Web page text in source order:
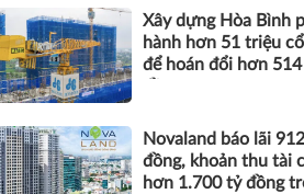
Xây dựng Hòa Bình
hành hơn 51 triệu
để hoán đổi hơn
Novaland báo lãi
đồng, khoản thu tài
hơn 1.700 tỷ đồng